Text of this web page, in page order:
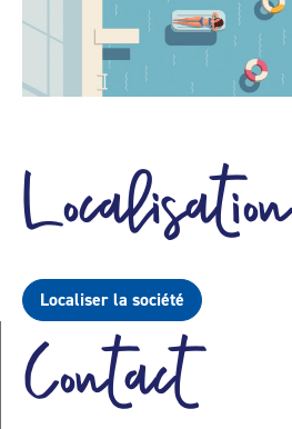
Localisation
Localiser la société
Contact